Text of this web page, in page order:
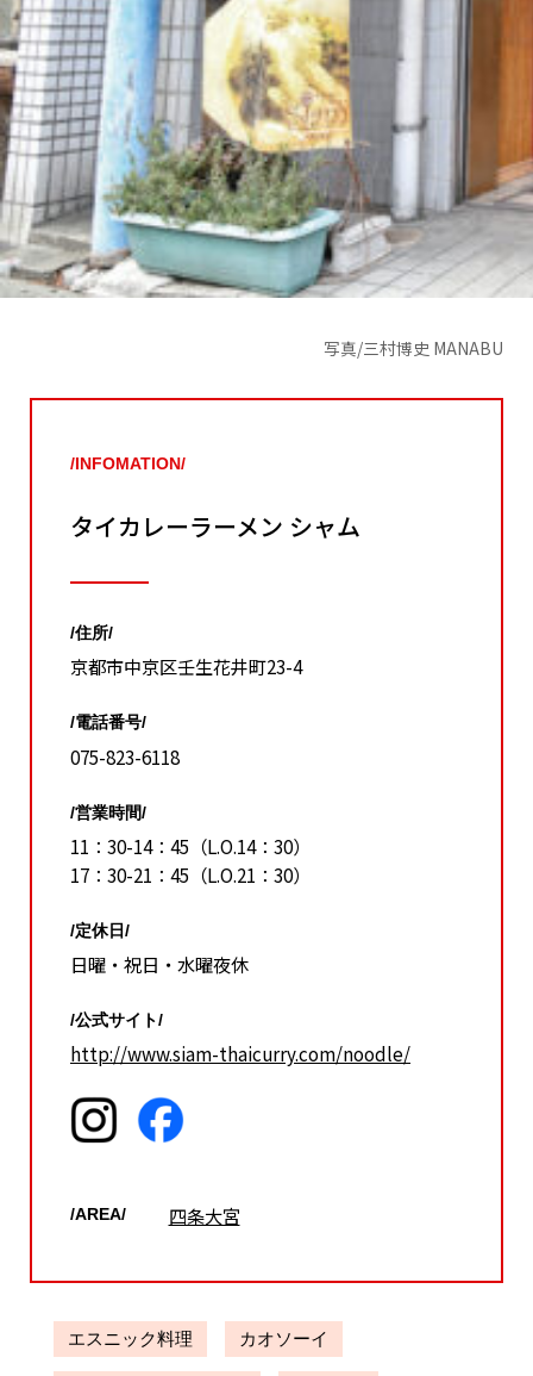
写真/三村博史 MANABU
/INFOMATION/
タイカレーラーメン シャム
/住所/
京都市中京区壬生花井町23-4
/電話番号/
075-823-6118
/営業時間/
11：30-14：45（L.O.14：30）
17：30-21：45（L.O.21：30）
/定休日/
日曜・祝日・水曜夜休
/公式サイト/
http://www.siam-thaicurry.com/noodle/
/AREA/ 四条大宮
エスニック料理 カオソーイ